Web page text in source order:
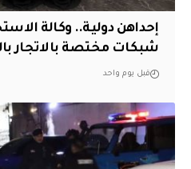
إحداهن دولية.. وكالة
شبكات مختصة بالاتجار
قبل يوم واحد